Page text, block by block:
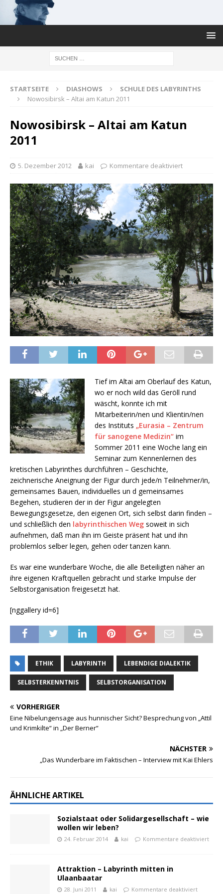
STARTSEITE DIASHOWS
SCHULE DES LABYRINTHS
Nowosibirsk – Altai am Katun 2011
Nowosibirsk – Altai am Katun
2011
5. Dezember 2012 kai Kommentare deaktiviert
Tief im Altai am Oberlauf des Katun,
wo er noch wild das Geröll rund
wäscht, konnte ich mit
Mitarbeiterin/nen und Klientin/nen
des Instituts „Eurasia – Zentrum
für sanogene Medizin“ im
Sommer 2011 eine Woche lang ein
Seminar zum Kennenlernen des
kretischen Labyrinthes durchführen – Geschichte,
zeichnerische Aneignung der Figur durch jede/n Teilnehmer/in,
gemeinsames Bauen, individuelles un d gemeinsames
Begehen, studieren der in der Figur angelegten
Bewegungsgesetze, den eigenen Ort, sich selbst darin finden –
und schließlich den labyrinthischen Weg soweit in sich
aufnehmen, daß man ihn im Geiste präsent hat und ihn
problemlos selber legen, gehen oder tanzen kann.
Es war eine wunderbare Woche, die alle Beteiligten näher an
ihre eigenen Kraftquellen gebracht und starke Impulse der
Selbstorganisation freigesetzt hat.
[nggallery id=6]
ETHIK LABYRINTH LEBENDIGE DIALEKTIK
SELBSTERKENNTNIS SELBSTORGANISATION
VORHERIGER
Eine Nibelungensage aus hunnischer Sicht? Besprechung von „Attil
und Krimkilte“ in „Der Berner“
NÄCHSTER
„Das Wunderbare im Faktischen – Interview mit Kai Ehlers
ÄHNLICHE ARTIKEL
Sozialstaat oder Solidargesellschaft – wie
wollen wir leben?
24. Februar 2014 kai Kommentare deaktiviert
Attraktion – Labyrinth mitten in
Ulaanbaatar
28. Juni 2011 kai Kommentare deaktiviert